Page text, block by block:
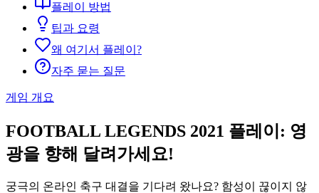
플레이 방법
팁과 요령
왜 여기서 플레이?
자주 묻는 질문
게임 개요
FOOTBALL LEGENDS 2021 플레이: 영
광을 향해 달려가세요!
궁극의 온라인 축구 대결을 기다려 왔나요? 함성이 끊이지 않